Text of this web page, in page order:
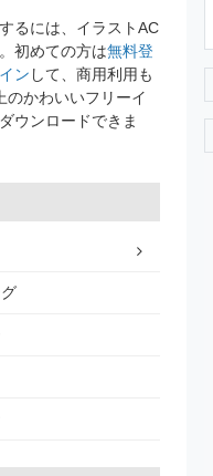
るには、イラストAC
初めての方は無料登
ン して、商用利用も
かわいいフリーイ
ウンロードできま